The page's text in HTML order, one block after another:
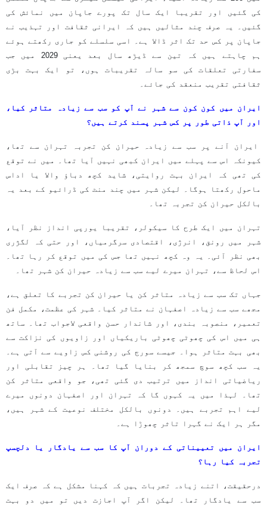
کی گئیں اور تقریبا ایک سال تک پورے جاپان میں نمائش کی
گئیں۔ یہ صرف چند مثالیں ہیں کہ ایرانی ثقافت اور تہذیب نے
جاپان پر کس حد تک اثر ڈالا ہے۔ اسی سلسلے کو جاری رکھتے ہوئے
ہم چاہتے ہیں کہ تین سے ڈیڑھ سال بعد یعنی 2029 میں جب
سفارتی تعلقات کی سو سالہ تقریبات ہوں، تو ایک بہت بڑی
ثقافتی تقریب منعقد کی جائے۔
ایران میں کون کون سے شہر نے آپ کو سب سے زیادہ متاثر کیا،
اور آپ ذاتی طور پر کس شہر پسند کرتے ہیں؟
ایران آنے پر سب سے زیادہ حیران کن تجربہ تہران سے تھا،
کیونکہ اس سے پہلے میں ایران کبھی نہیں آیا تھا۔ میں نے توقع
کی تھی کہ ایران بہت روایتی، شاید کچھ دباؤ والا یا اداس
ماحول رکھتا ہوگا۔ لیکن شہر میں چند منٹ کی ڈرائیو کے بعد یہ
بالکل حیران کن تجربہ تھا۔
تہران میں ایک طرح کا سیکولر، تقریبا یورپی انداز نظر آیا،
شہر میں رونق، انرژی، اقتصادی سرگرمیاں، اور حتی کہ لگژری
بھی نظر آئی۔ یہ وہ کچھ نہیں تھا جس کی میں توقع کر رہا تھا۔
اس لحاظ سے، تہران میرے لیے سب سے زیادہ حیران کن شہر تھا۔
جہاں تک سب سے زیادہ متاثر کن یا حیران کن تجربے کا تعلق ہے،
مجھے سب سے زیادہ اصفہان نے متاثر کیا۔ شہر کی عظمت، مکمل فن
تعمیر، منصوبہ بندی، اور شاندار حسن واقعی لاجواب تھا۔ ساتھ
ہی میں اس کی چھوٹی چھوٹی باریکیاں اور زاویوں کی نزاکت سے
بھی بہت متاثر ہوا۔ جیسے سورج کی روشنی کس زاویے سے آتی ہے۔
یہ سب کچھ سوچ سمجھ کر بنایا گیا تھا۔ ہر چیز تقابلی اور
ریاضیاتی انداز میں ترتیب دی گئی تھی، جو واقعی متاثر کن
تھا۔ لہذا میں یہ کہوں گا کہ تہران اور اصفہان دونوں میرے
لیے اہم تجربے ہیں۔ دونوں بالکل مختلف نوعیت کے شہر ہیں،
مگر ہر ایک نے گہرا تاثر چھوڑا ہے۔
ایران میں تعییناتی کے دوران آپ کا سب سے یادگار یا دلچسپ
تجربہ کیا رہا؟
درحقیقت، اتنے زیادہ تجربات ہیں کہ کہنا مشکل ہے کہ صرف ایک
سب سے یادگار تھا۔ لیکن اگر آپ اجازت دیں تو میں دو بہت